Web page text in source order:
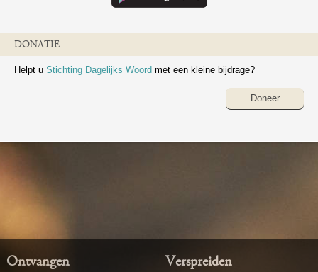
DONATIE
Helpt u Stichting Dagelijks Woord met een kleine bijdrage?
Doneer
Ontvangen Verspreiden